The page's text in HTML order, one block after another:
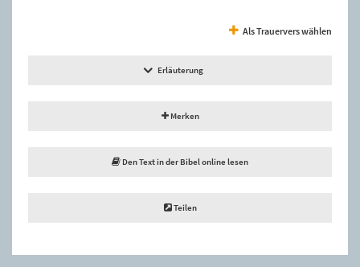
Als Trauervers wählen
Erläuterung
Merken
Den Text in der Bibel online lesen
Teilen